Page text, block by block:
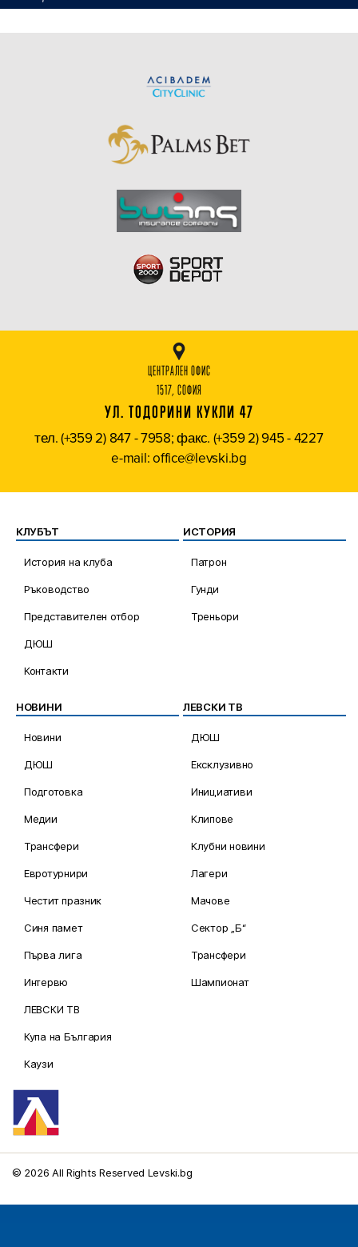
ЦЕНТРАЛЕН ОФИС
1517, СОФИЯ
УЛ. ТОДОРИНИ КУКЛИ 47
тел. (+359 2) 847 - 7958; факс. (+359 2) 945 - 4227
e-mail: office@levski.bg
КЛУБЪТ
История на клуба
Ръководство
Представителен отбор
ДЮШ
Контакти
ИСТОРИЯ
Патрон
Гунди
Треньори
НОВИНИ
Новини
ДЮШ
Подготовка
Медии
Трансфери
Евротурнири
Честит празник
Синя памет
Първа лига
Интервю
ЛЕВСКИ ТВ
Купа на България
Каузи
ЛЕВСКИ ТВ
ДЮШ
Ексклузивно
Инициативи
Клипове
Клубни новини
Лагери
Мачове
Сектор „Б“
Трансфери
Шампионат
© 2026 All Rights Reserved Levski.bg